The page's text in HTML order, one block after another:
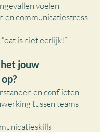
voelen
en communicatiestress
is niet eerlijk!”
jouw
en conflicten
tussen teams